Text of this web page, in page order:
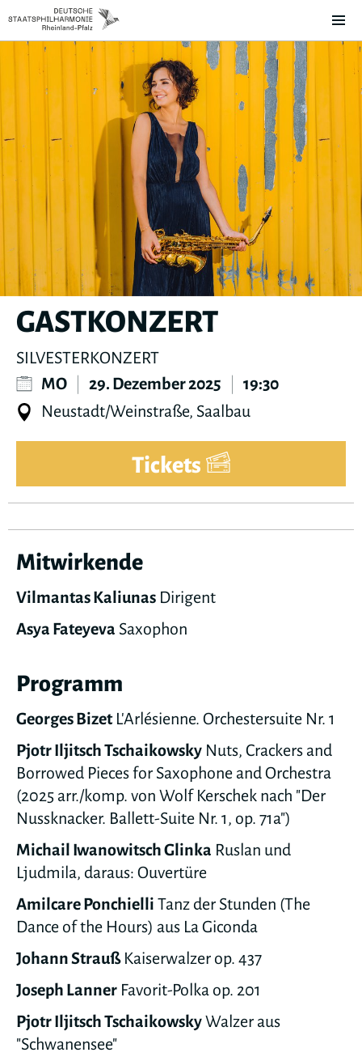
GASTKONZERT
SILVESTERKONZERT
MO
29. Dezember 2025
19:30
Neustadt/Weinstraße, Saalbau
Tickets
Mitwirkende
Vilmantas Kaliunas Dirigent
Asya Fateyeva Saxophon
Programm
Georges BizetL'Arlésienne. Orchestersuite Nr. 1
Pjotr Iljitsch Tschaikowsky Nuts, Crackers and
Borrowed Pieces for Saxophone and Orchestra
(2025 arr./komp. von Wolf Kerschek nach "Der
Nussknacker. Ballett-Suite Nr. 1, op. 71a")
Michail Iwanowitsch Glinka Ruslan und
Ljudmila, daraus: Ouvertüre
Amilcare Ponchielli Tanz der Stunden (The
Dance of the Hours) aus La Giconda
Johann StraußKaiserwalzer op. 437
Joseph Lanner Favorit-Polka op. 201
Pjotr Iljitsch TschaikowskyWalzer aus
"Schwanensee"